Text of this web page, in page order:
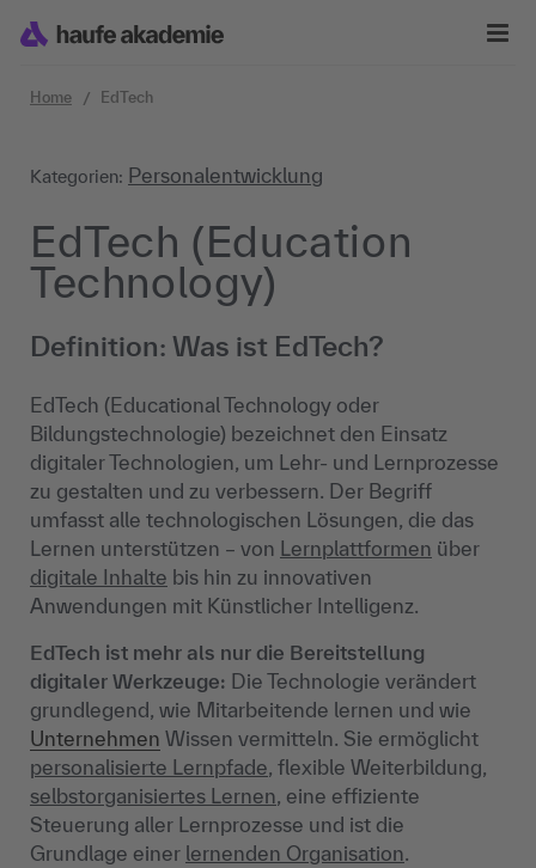
Home EdTech
Kategorien: Personalentwicklung
EdTech (Education
Technology)
Definition: Was ist EdTech?
EdTech (Educational Technology oder
Bildungstechnologie) bezeichnet den Einsatz
digitaler Technologien, um Lehr- und Lernprozesse
zu gestalten und zu verbessern. Der Begriff
umfasst alle technologischen Lösungen, die das
Lernen unterstützen – von Lernplattformen über
digitale Inhalte bis hin zu innovativen
Anwendungen mit Künstlicher Intelligenz.
EdTech ist mehr als nur die Bereitstellung
digitaler Werkzeuge: Die Technologie verändert
grundlegend, wie Mitarbeitende lernen und wie
Unternehmen Wissen vermitteln. Sie ermöglicht
personalisierte Lernpfade, flexible Weiterbildung,
selbstorganisiertes Lernen, eine effiziente
Steuerung aller Lernprozesse und ist die
Grundlage einer lernenden Organisation.